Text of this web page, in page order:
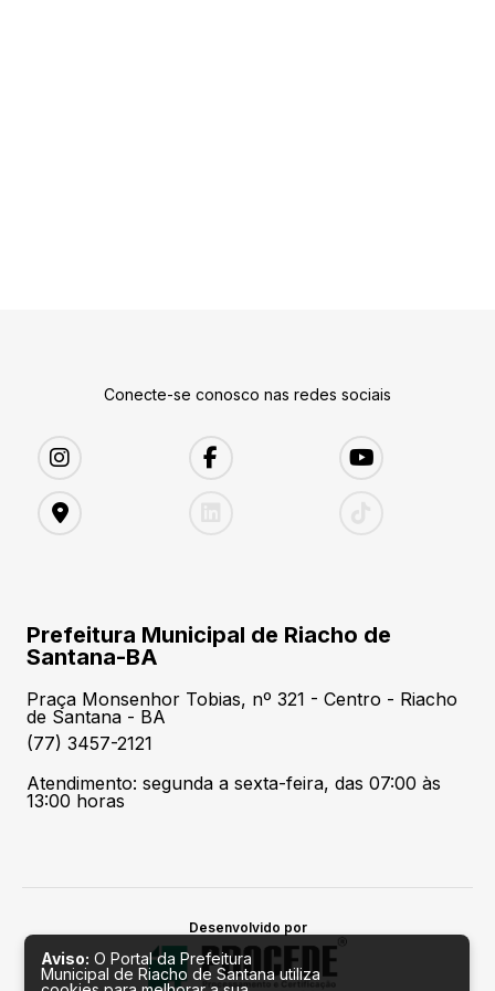
Conecte-se conosco nas redes sociais
Prefeitura Municipal de Riacho de
Santana-BA
Praça Monsenhor Tobias, nº 321 - Centro - Riacho
de Santana - BA
(77) 3457-2121
Atendimento: segunda a sexta-feira, das 07:00 às
13:00 horas
Desenvolvido por
Aviso: O Portal da Prefeitura
Municipal de Riacho de Santana utiliza